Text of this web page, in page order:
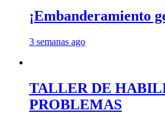
¡Embanderamiento
3 semanas ago
TALLER DE
PROBLEMAS